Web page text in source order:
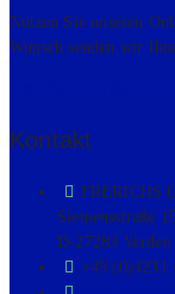
Nutzen Sie unseren
Wunsch senden wir
Kontakt
FRERICHS
Siemensstraße
D-27283
+49 (0)4231